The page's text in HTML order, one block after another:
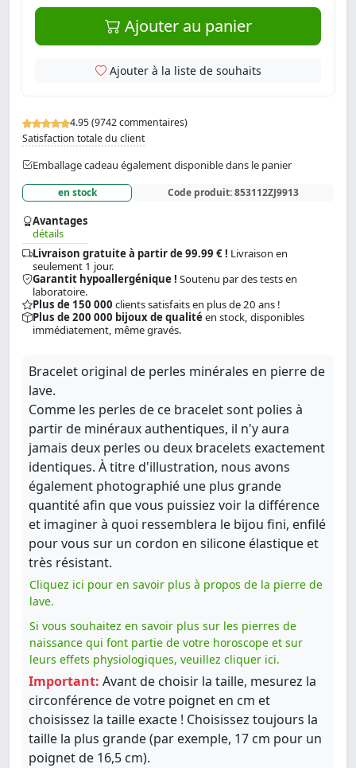
4.95 (9742 commentaires)
Satisfaction totale du client
Emballage cadeau également disponible dans le panier
en stock Code produit:853112ZJ9913
Avantages
détails
Livraison gratuite à partir de 99.99 € ! Livraison en
seulement 1 jour.
Garantit hypoallergénique ! Soutenu par des tests en
laboratoire.
Plus de 150 000 clients satisfaits en plus de 20 ans !
Plus de 200 000 bijoux de qualitéen stock, disponibles
immédiatement, même gravés.
Ajouter au panier
Ajouter à la liste de souhaits
Bracelet original de perles minérales en pierre de
lave.
Comme les perles de ce bracelet sont polies à
partir de minéraux authentiques, il n'y aura
jamais deux perles ou deux bracelets exactement
identiques. À titre d'illustration, nous avons
également photographié une plus grande
quantité afin que vous puissiez voir la différence
et imaginer à quoi ressemblera le bijou fini, enfilé
pour vous sur un cordon en silicone élastique et
très résistant.
Cliquez ici pour en savoir plus à propos de la pierre de
lave.
Si vous souhaitez en savoir plus sur les pierres de
naissance qui font partie de votre horoscope et sur
leurs effets physiologiques, veuillez cliquer ici.
Important: Avant de choisir la taille, mesurez la
circonférence de votre poignet en cm et
choisissez la taille exacte ! Choisissez toujours la
taille la plus grande (par exemple, 17 cm pour un
poignet de 16,5 cm).